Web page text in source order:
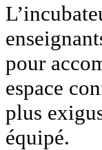
pour
espace
plus
équipé.